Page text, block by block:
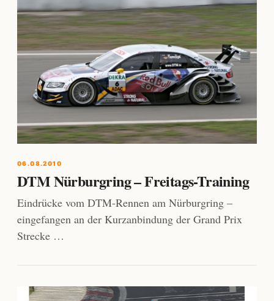
06.08.2010
DTM Nürburgring – Freitags-Training
Eindrücke vom DTM-Rennen am Nürburgring –
eingefangen an der Kurzanbindung der Grand Prix
Strecke …